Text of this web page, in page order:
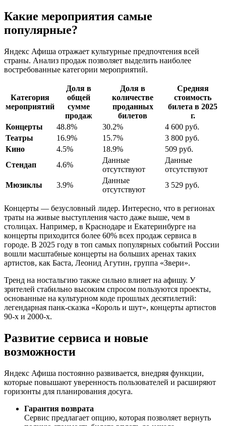
Какие мероприятия самые
популярные?
Яндекс Афиша отражает культурные предпочтения всей
страны. Анализ продаж позволяет выделить наиболее
востребованные категории мероприятий.
Категория
мероприятий
Доля в
общей
сумме
продаж
Доля в
количестве
проданных
билетов
Средняя
стоимость
билета в 2025
г.
Концерты
48.8% 30.2%
4 600 руб.
Театры
16.9% 15.7%
3 800 руб.
Кино
4.5% 18.9%
509 руб.
Стендап
4.6%
Данные
отсутствуют
Данные
отсутствуют
Мюзиклы
3.9%
Данные
отсутствуют
3 529 руб.
Концерты — безусловный лидер. Интересно, что в регионах
траты на живые выступления часто даже выше, чем в
столицах. Например, в Краснодаре и Екатеринбурге на
концерты приходится более 60% всех продаж сервиса в
городе. В 2025 году в топ самых популярных событий России
вошли масштабные концерты на больших аренах таких
артистов, как Баста, Леонид Агутин, группа «Звери».
Тренд на ностальгию также сильно влияет на афишу. У
зрителей стабильно высоким спросом пользуются проекты,
основанные на культурном коде прошлых десятилетий:
легендарная панк-сказка «Король и шут», концерты артистов
90-х и 2000-х.
Развитие сервиса и новые
возможности
Яндекс Афиша постоянно развивается, внедряя функции,
которые повышают уверенность пользователей и расширяют
горизонты для планирования досуга.
Гарантия возврата
Сервис предлагает опцию, которая позволяет вернуть